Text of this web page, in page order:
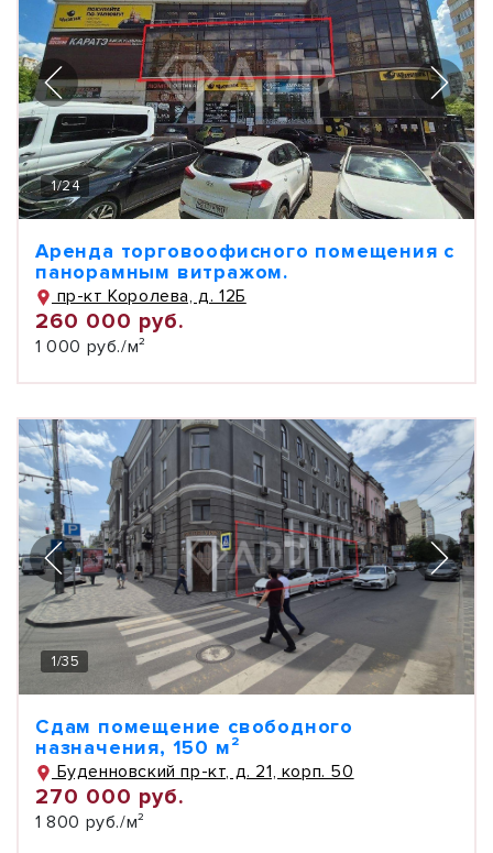
1/24
Аренда торговоофисного помещения с
панорамным витражом.
пр-кт Королева, д. 12Б
260 000 руб.
1 000 руб./м²
1/35
Сдам помещение свободного
назначения, 150 м²
Буденновский пр-кт, д. 21, корп. 50
270 000 руб.
1 800 руб./м²